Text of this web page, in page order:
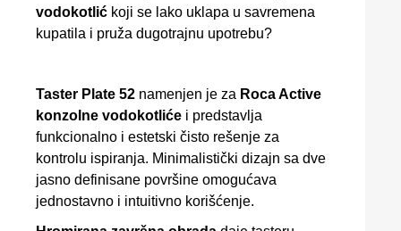
vodokotlić koji se lako uklapa u savremena
kupatila i pruža dugotrajnu upotrebu?
Taster Plate 52 namenjen je za Roca Active
konzolne vodokotliće i predstavlja
funkcionalno i estetski čisto rešenje za
kontrolu ispiranja. Minimalistički dizajn sa dve
jasno definisane površine omogućava
jednostavno i intuitivno korišćenje.